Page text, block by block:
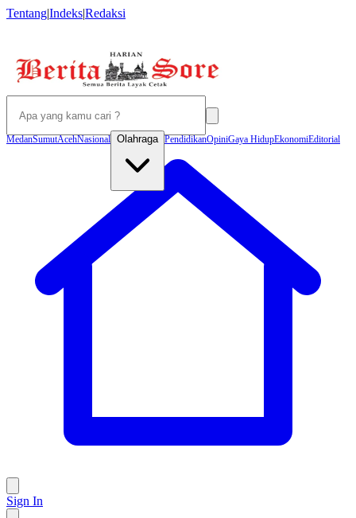
Tentang|Indeks|Redaksi
MedanSumutAcehNasional Olahraga PendidikanOpiniGaya HidupEkonomiEditorial
Sign In